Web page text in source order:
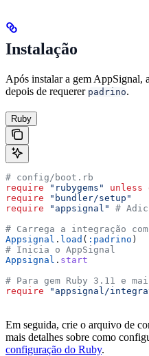
Instalação
Após instalar a gem AppSignal,
depois de requerer padrino.
Ruby
# config/boot.rb
require "rubygems" unless
require "bundler/setup"
require "appsignal"
#
# Carrega a integração
Appsignal . load ( :padrino )
# Inicia o AppSignal
Appsignal . start
# Para gem Ruby 3.11 e
require "appsignal/
Em seguida, crie o arquivo de
mais detalhes sobre como
configuração do Ruby.